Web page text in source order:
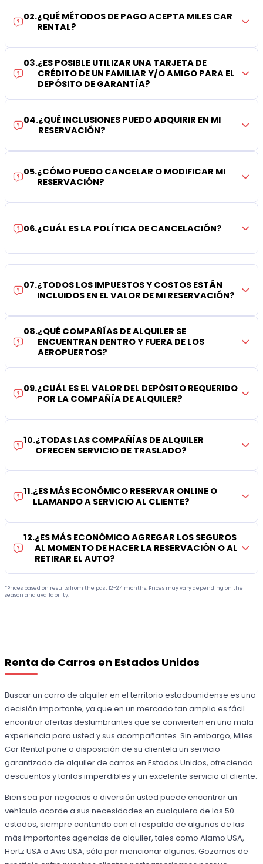
02.¿QUÉ MÉTODOS DE PAGO ACEPTA MILES CAR
RENTAL?
03.¿ES POSIBLE UTILIZAR UNA TARJETA DE
CRÉDITO DE UN FAMILIAR Y/O AMIGO PARA EL
DEPÓSITO DE GARANTÍA?
04.¿QUÉ INCLUSIONES PUEDO ADQUIRIR EN MI
RESERVACIÓN?
05.¿CÓMO PUEDO CANCELAR O MODIFICAR MI
RESERVACIÓN?
06.¿CUÁL ES LA POLÍTICA DE CANCELACIÓN?
07.¿TODOS LOS IMPUESTOS Y COSTOS ESTÁN
INCLUIDOS EN EL VALOR DE MI RESERVACIÓN?
08.¿QUÉ COMPAÑÍAS DE ALQUILER SE
ENCUENTRAN DENTRO Y FUERA DE LOS
AEROPUERTOS?
09.¿CUÁL ES EL VALOR DEL DEPÓSITO REQUERIDO
POR LA COMPAÑÍA DE ALQUILER?
10.¿TODAS LAS COMPAÑÍAS DE ALQUILER
OFRECEN SERVICIO DE TRASLADO?
11.¿ES MÁS ECONÓMICO RESERVAR ONLINE O
LLAMANDO A SERVICIO AL CLIENTE?
12.¿ES MÁS ECONÓMICO AGREGAR LOS SEGUROS
AL MOMENTO DE HACER LA RESERVACIÓN O AL
RETIRAR EL AUTO?
*Prices based on results from the past 12-24 months. Prices may vary depending on the
season and availability.
Renta de Carros en Estados Unidos
Buscar un carro de alquiler en el territorio estadounidense es una
decisión importante, ya que en un mercado tan amplio es fácil
encontrar ofertas deslumbrantes que se convierten en una mala
experiencia para usted y sus acompañantes. Sin embargo, Miles
Car Rental pone a disposición de su clientela un servicio
garantizado de alquiler de carros en Estados Unidos, ofreciendo
descuentos y tarifas imperdibles y un excelente servicio al cliente.
Bien sea por negocios o diversión usted puede encontrar un
vehículo acorde a sus necesidades en cualquiera de los 50
estados, siempre contando con el respaldo de algunas de las
más importantes agencias de alquiler, tales como Alamo USA,
Hertz USA o Avis USA, sólo por mencionar algunas. Gozamos de